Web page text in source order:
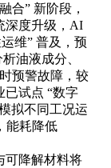
合” 新阶段，
深度升级，AI
维” 普及，预
油液成分、
预警故障，较
已试点 “数字
拟不同工况运
能耗降低
可降解材料将